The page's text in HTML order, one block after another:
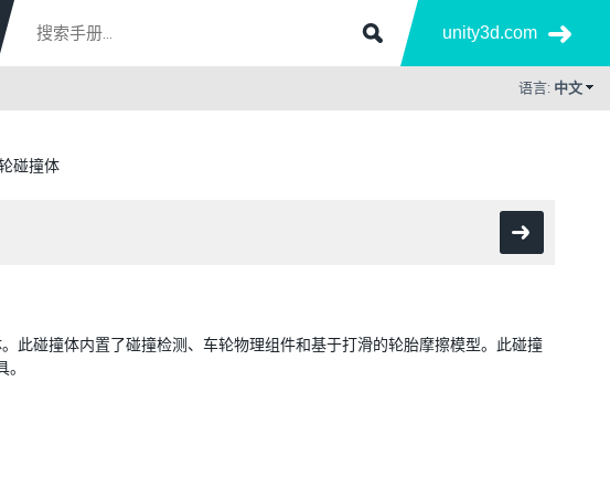
unity3d.com
语言: 中文
碰撞体
此碰撞体内置了碰撞检测、车轮物理组件和基于打滑的轮胎摩擦模型。此碰撞